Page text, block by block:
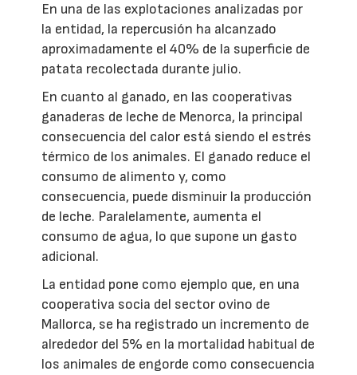
En una de las explotaciones analizadas por
la entidad, la repercusión ha alcanzado
aproximadamente el 40% de la superficie de
patata recolectada durante julio.
En cuanto al ganado, en las cooperativas
ganaderas de leche de Menorca, la principal
consecuencia del calor está siendo el estrés
térmico de los animales. El ganado reduce el
consumo de alimento y, como
consecuencia, puede disminuir la producción
de leche. Paralelamente, aumenta el
consumo de agua, lo que supone un gasto
adicional.
La entidad pone como ejemplo que, en una
cooperativa socia del sector ovino de
Mallorca, se ha registrado un incremento de
alrededor del 5% en la mortalidad habitual de
los animales de engorde como consecuencia